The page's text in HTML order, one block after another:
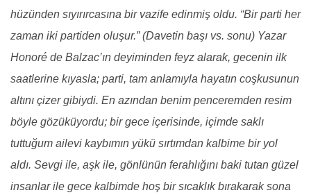
hüzünden sıyırırcasına bir vazife edinmiş oldu. “Bir parti her
zaman iki partiden oluşur.”(Davetin başı vs. sonu) Yazar
Honoré de Balzac’ın deyiminden feyz alarak, gecenin ilk
saatlerine kıyasla; parti, tam anlamıyla hayatın coşkusunun
altını çizer gibiydi. En azından benim penceremden resim
böyle gözüküyordu; bir gece içerisinde, içimde saklı
tuttuğum ailevi kaybımın yükü sırtımdan kalbime bir yol
aldı. Sevgi ile, aşk ile, gönlünün ferahlığını baki tutan güzel
insanlar ile gece kalbimde hoş bir sıcaklık bırakarak sona